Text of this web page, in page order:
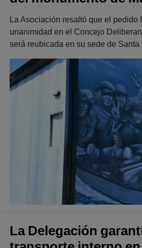
La Asociación resaltó que el pedido
unanimidad en el Concejo
será reubicada en su sede de Santa
La Delegación